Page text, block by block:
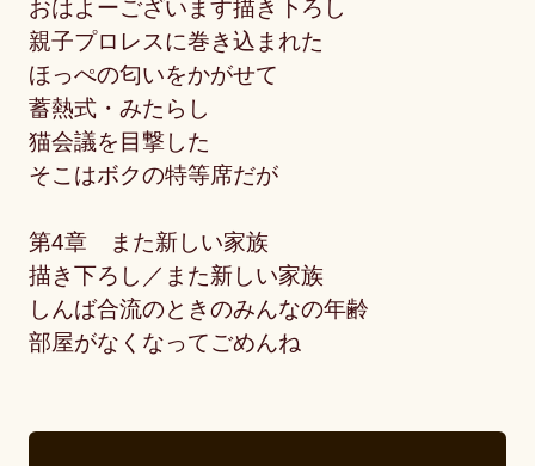
おはよーございます描き下ろし
親子プロレスに巻き込まれた
ほっぺの匂いをかがせて
蓄熱式・みたらし
猫会議を目撃した
そこはボクの特等席だが
第4章 また新しい家族
描き下ろし／また新しい家族
しんば合流のときのみんなの年齢
部屋がなくなってごめんね